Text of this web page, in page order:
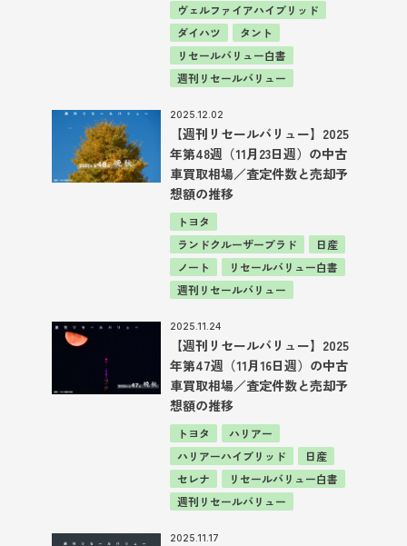
ヴェルファイアハイブリッド
ダイハツ
タント
リセールバリュー白書
週刊リセールバリュー
2025.12.02
【週刊リセールバリュー】2025
年第48週（11月23日週）の中古
車買取相場／査定件数と売却予
想額の推移
トヨタ
ランドクルーザープラド
日産
ノート
リセールバリュー白書
週刊リセールバリュー
2025.11.24
【週刊リセールバリュー】2025
年第47週（11月16日週）の中古
車買取相場／査定件数と売却予
想額の推移
トヨタ
ハリアー
ハリアーハイブリッド
日産
セレナ
リセールバリュー白書
週刊リセールバリュー
2025.11.17